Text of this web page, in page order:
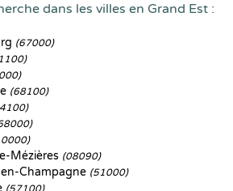
dans les villes en Grand Est :
(67000)
(68100)
Mézières (08090)
Champagne (51000)
(57100)